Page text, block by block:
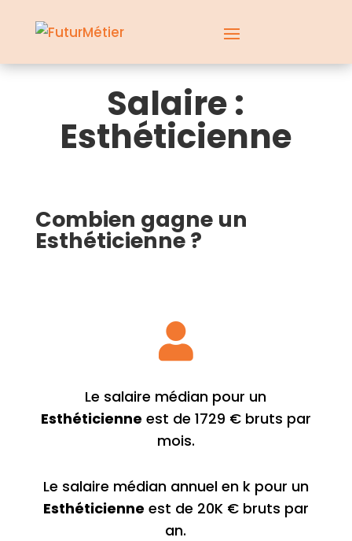
Salaire :
Esthéticienne
Combien gagne un
Esthéticienne ?

Le salaire médian pour un
Esthéticienne est de 1729 € bruts par
mois.
Le salaire médian annuel en k pour un
Esthéticienne est de 20K € bruts par
an.